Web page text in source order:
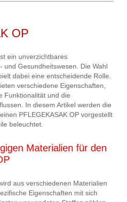
OP
ein unverzichtbares
und Gesundheitswesen. Die Wahl
dabei eine entscheidende Rolle.
verschiedene Eigenschaften,
Funktionalität und die
In diesem Artikel werden die
PFLEGEKASAK OP vorgestellt
beleuchtet.
Materialien für den
aus verschiedenen Materialien
Eigenschaften mit sich